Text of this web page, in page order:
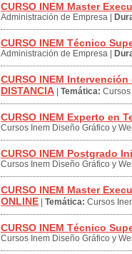
CURSO INEM Master
Administración de Empresa
CURSO INEM Técnico
Administración de Empresa
CURSO INEM
DISTANCIA
Temática:
CURSO INEM Experto en
Cursos Inem Diseño Gráfico y
CURSO INEM Postgrado
Cursos Inem Diseño Gráfico y
CURSO INEM Master
ONLINE
Temática: Cursos
CURSO INEM Técnico
Cursos Inem Diseño Gráfico y